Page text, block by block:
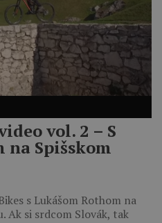
vol. 2 – S
na Spišskom
s Lukášom Rothom na
Ak si srdcom Slovák, tak